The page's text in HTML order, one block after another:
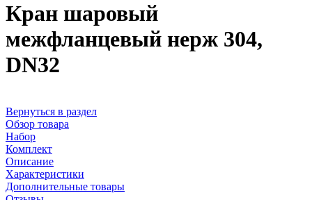
Кран шаровый
межфланцевый нерж 304,
DN32
Вернуться в раздел
Обзор товара
Набор
Комплект
Описание
Характеристики
Дополнительные товары